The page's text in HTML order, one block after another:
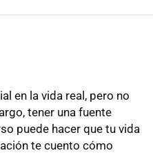
en la vida real, pero no
tener una fuente
puede hacer que tu vida
te cuento cómo